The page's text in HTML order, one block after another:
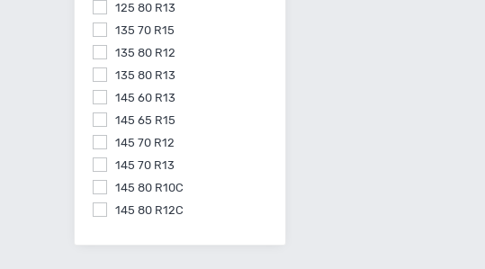
125 80 R13
135 70 R15
135 80 R12
135 80 R13
145 60 R13
145 65 R15
145 70 R12
145 70 R13
145 80 R10C
145 80 R12C